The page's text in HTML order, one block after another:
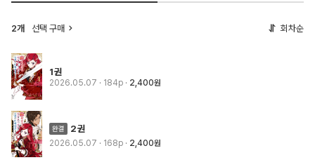
2개 선택 구매 회차순
1권
2026.05.07 · 184p 2,400원
2권
2026.05.07 · 168p 2,400원